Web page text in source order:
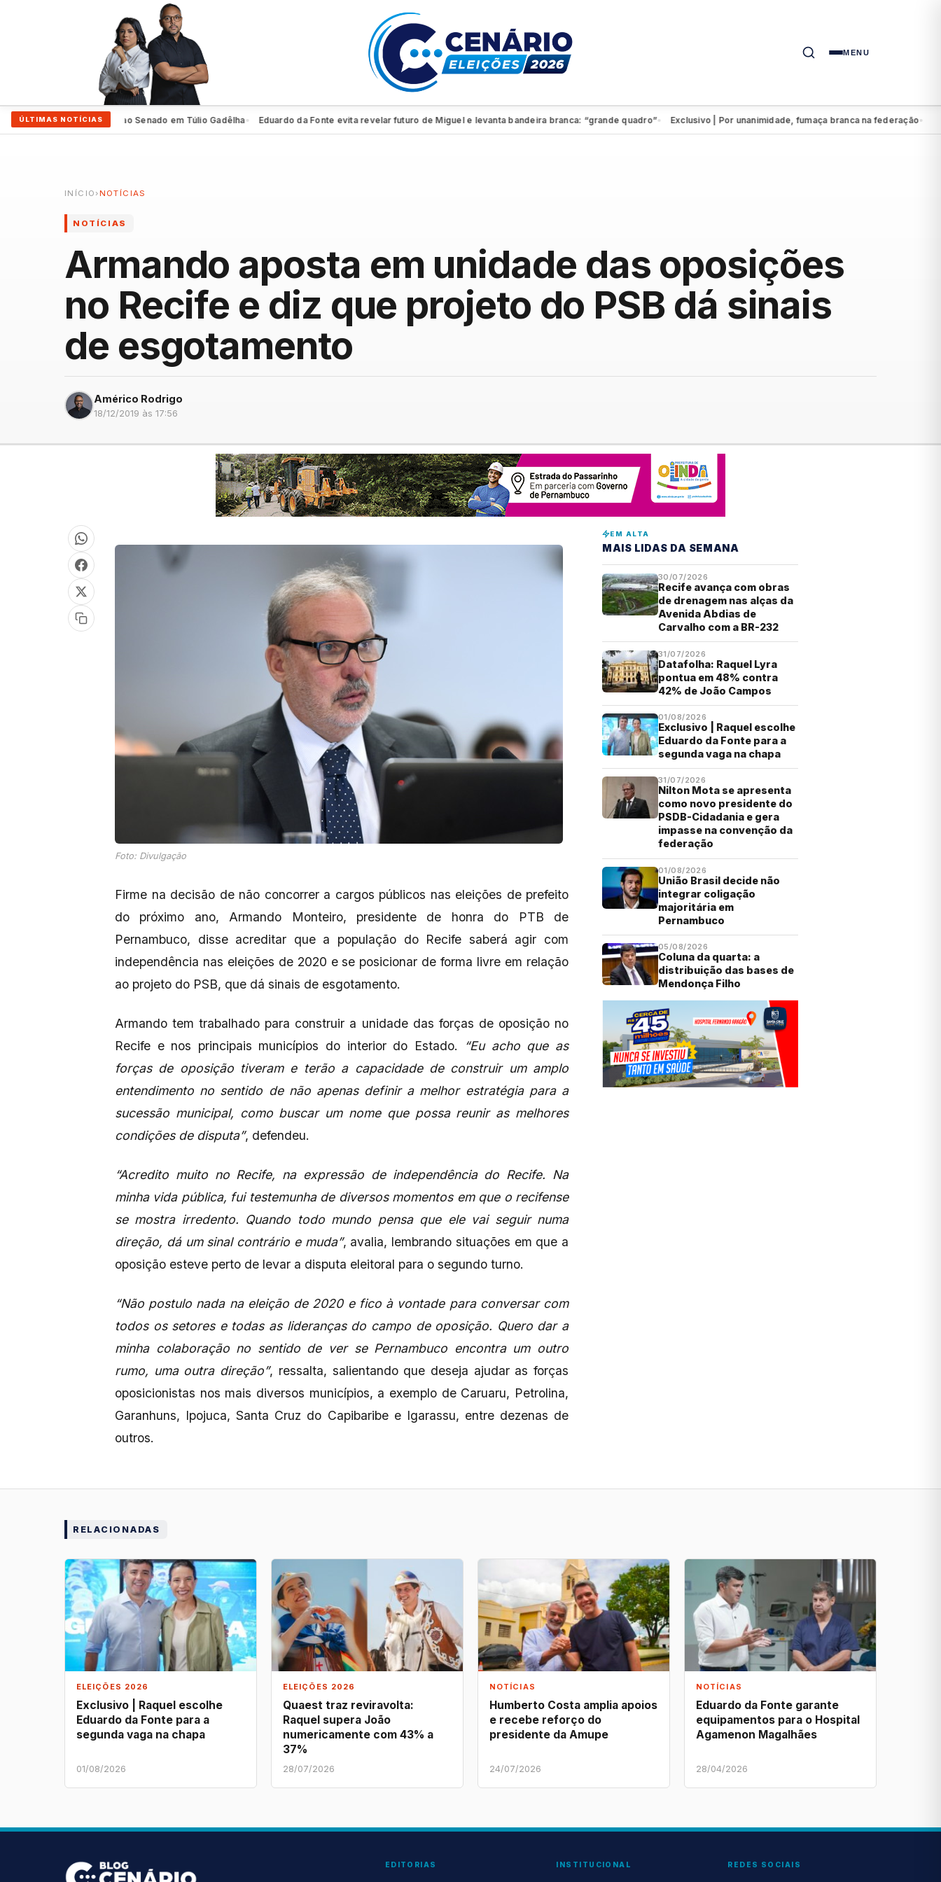
MENU
ÚLTIMAS NOTÍCIAS
oficializa 2º voto ao Senado em Túlio Gadêlha● Eduardo da Fonte evita revelar futuro de Miguel e levanta bandeira branca: “grande quadro”● Exclusivo | Por unanimidade, fumaça branca na federação●
INÍCIO › NOTÍCIAS
NOTÍCIAS
Armando aposta em unidade das oposições
no Recife e diz que projeto do PSB dá sinais
de esgotamento
Américo Rodrigo
18/12/2019 às 17:56
Foto: Divulgação
Firme na decisão de não concorrer a cargos públicos nas eleições de prefeito
do próximo ano, Armando Monteiro, presidente de honra do PTB de
Pernambuco, disse acreditar que a população do Recife saberá agir com
independência nas eleições de 2020 e se posicionar de forma livre em relação
ao projeto do PSB, que dá sinais de esgotamento.
Armando tem trabalhado para construir a unidade das forças de oposição no
Recife e nos principais municípios do interior do Estado.
“Eu acho que as
forças de oposição tiveram e terão a capacidade de construir um amplo
entendimento no sentido de não apenas definir a melhor estratégia para a
sucessão municipal, como buscar um nome que possa reunir as melhores
condições de disputa”, defendeu.
“Acredito muito no Recife, na expressão de independência do Recife. Na
minha vida pública, fui testemunha de diversos momentos em que o recifense
se mostra irredento. Quando todo mundo pensa que ele vai seguir numa
direção, dá um sinal contrário e muda”, avalia, lembrando situações em que a
oposição esteve perto de levar a disputa eleitoral para o segundo turno.
“Não postulo nada na eleição de 2020 e fico à vontade para conversar com
todos os setores e todas as lideranças do campo de oposição. Quero dar a
minha colaboração no sentido de ver se Pernambuco encontra um outro
rumo, uma outra direção”, ressalta, salientando que deseja ajudar as forças
oposicionistas nos mais diversos municípios, a exemplo de Caruaru, Petrolina,
Garanhuns, Ipojuca, Santa Cruz do Capibaribe e Igarassu, entre dezenas de
outros.
EM ALTA
MAIS LIDAS DA SEMANA
30/07/2026
Recife avança com obras
de drenagem nas alças da
Avenida Abdias de
Carvalho com a BR-232
31/07/2026
Datafolha: Raquel Lyra
pontua em 48% contra
42% de João Campos
01/08/2026
Exclusivo | Raquel escolhe
Eduardo da Fonte para a
segunda vaga na chapa
31/07/2026
Nilton Mota se apresenta
como novo presidente do
PSDB-Cidadania e gera
impasse na convenção da
federação
01/08/2026
União Brasil decide não
integrar coligação
majoritária em
Pernambuco
05/08/2026
Coluna da quarta: a
distribuição das bases de
Mendonça Filho
RELACIONADAS
ELEIÇÕES 2026
Exclusivo | Raquel escolhe
Eduardo da Fonte para a
segunda vaga na chapa
01/08/2026
ELEIÇÕES 2026
Quaest traz reviravolta:
Raquel supera João
numericamente com 43% a
37%
28/07/2026
NOTÍCIAS
Humberto Costa amplia apoios
e recebe reforço do
presidente da Amupe
24/07/2026
NOTÍCIAS
Eduardo da Fonte garante
equipamentos para o Hospital
Agamenon Magalhães
28/04/2026
EDITORIAS INSTITUCIONAL REDES SOCIAIS